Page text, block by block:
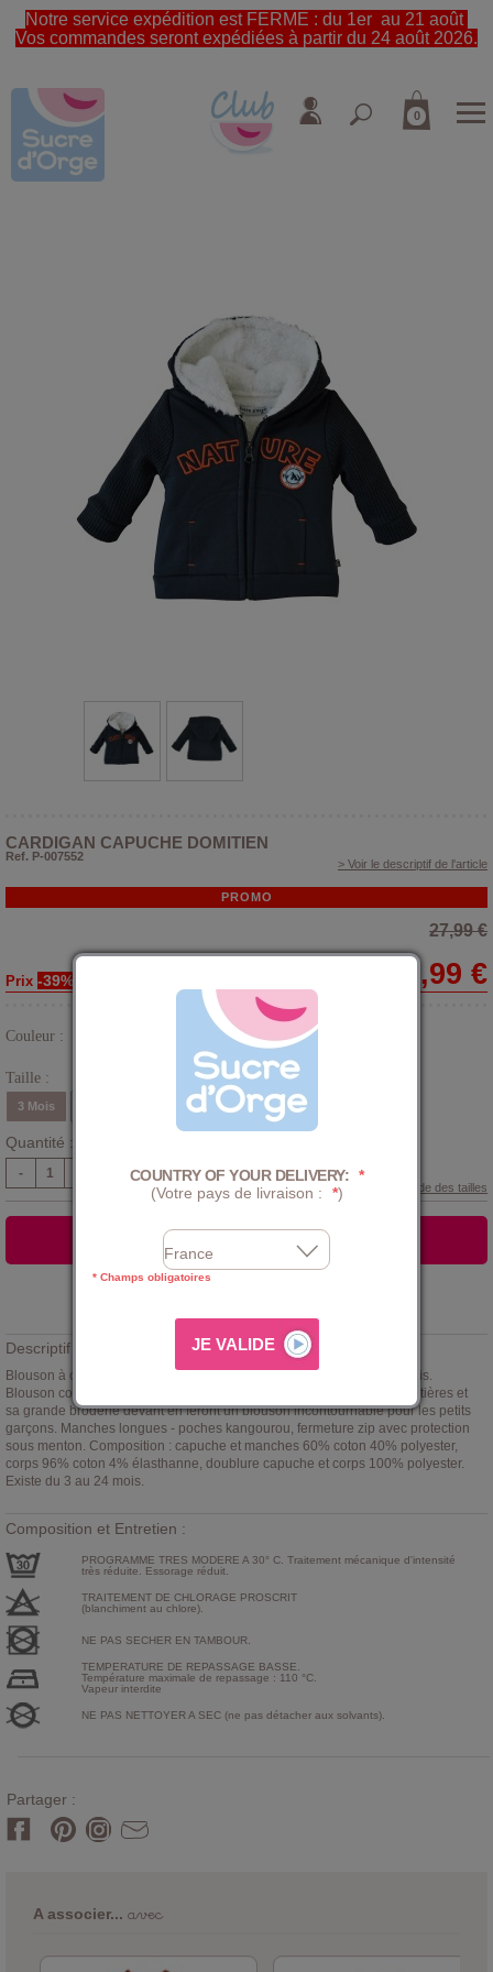
Notre service expédition est FERME : du 1er au 21 août
Vos commandes seront expédiées à partir du 24 août 2026.
0
CARDIGAN CAPUCHE DOMITIEN
Ref. P-007552
> Voir le descriptif de l'article
PROMO
27,99 €
Prix -39% 16,99 €
Couleur :
Taille :
3 Mois 12 Mois 18 Mois
Quantité :
-
Guide des tailles
AJOUTER AU PANIER
Descriptif :
Blouson à capuche bébé garçon
thème Au fond des bois.
Blouson coloris marine et doublé peluche coloris écru. Son jeu de matières et
sa grande broderie devant en feront un blouson incontournable pour les petits
garçons. Manches longues - poches kangourou, fermeture zip avec protection
sous menton. Composition : capuche et manches 60% coton 40% polyester,
corps 96% coton 4% élasthanne, doublure capuche et corps 100% polyester.
Existe du 3 au 24 mois.
Composition et Entretien :
PROGRAMME TRES MODERE A 30° C. Traitement mécanique d'intensité
très réduite. Essorage réduit.
TRAITEMENT DE CHLORAGE PROSCRIT
(blanchiment au chlore).
NE PAS SECHER EN TAMBOUR.
TEMPERATURE DE REPASSAGE BASSE.
Température maximale de repassage : 110 °C.
Vapeur interdite
NE PAS NETTOYER A SEC (ne pas détacher aux solvants).
Partager :
A associer...
COUNTRY OF YOUR DELIVERY: *
(Votre pays de livraison :
*)
* Champs obligatoires